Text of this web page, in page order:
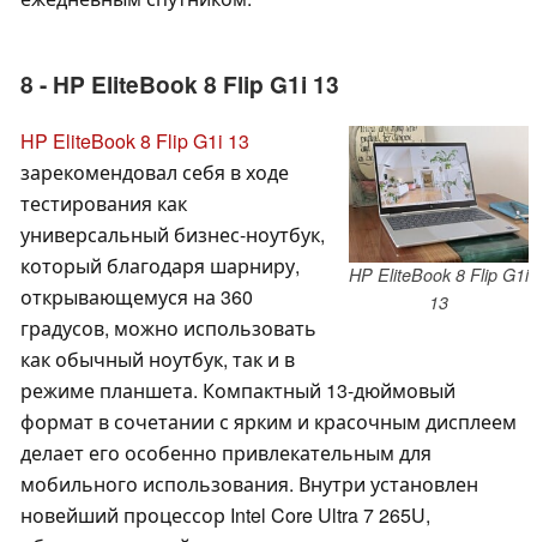
8 - HP EliteBook 8 Flip G1i 13
HP EliteBook 8 Flip G1i
13
HP EliteBook 8 Flip G1i 13
зарекомендовал себя в ходе
тестирования как
универсальный бизнес-ноутбук,
который благодаря шарниру,
открывающемуся на 360
градусов, можно использовать
как обычный ноутбук, так и в
режиме планшета. Компактный 13-дюймовый
формат в сочетании с ярким и красочным дисплеем
делает его особенно привлекательным для
мобильного использования. Внутри установлен
новейший процессор Intel Core Ultra 7 265U,